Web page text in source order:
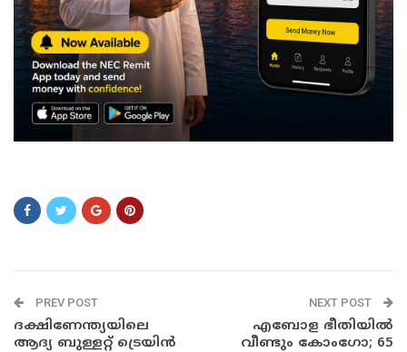
PREV POST
ദക്ഷിണേന്ത്യയിലെ
ആദ്യ ബുള്ളറ്റ് ട്രെയിൻ
NEXT POST
എബോള ഭീതിയിൽ
വീണ്ടും കോംഗോ; 65